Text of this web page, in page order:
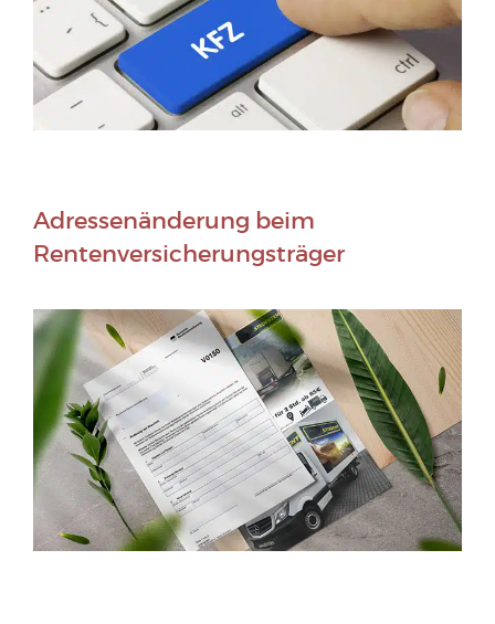
Adressenänderung beim
Rentenversicherungsträger